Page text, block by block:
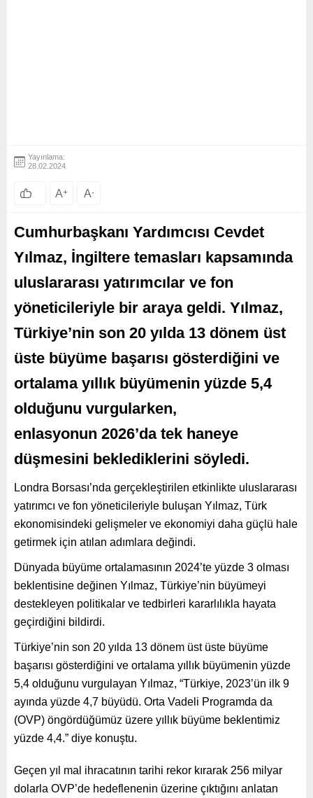
Yayınlama:
28.02.2024
A+ A-
Cumhurbaşkanı Yardımcısı Cevdet
Yılmaz, İngiltere temasları kapsamında
uluslararası yatırımcılar ve fon
yöneticileriyle bir araya geldi. Yılmaz,
Türkiye’nin son 20 yılda 13 dönem üst
üste büyüme başarısı gösterdiğini ve
ortalama yıllık büyümenin yüzde 5,4
olduğunu vurgularken,
enlasyonun 2026’da tek haneye
düşmesini beklediklerini söyledi.
Londra Borsası’nda gerçekleştirilen etkinlikte uluslararası
yatırımcı ve fon yöneticileriyle buluşan Yılmaz, Türk
ekonomisindeki gelişmeler ve ekonomiyi daha güçlü hale
getirmek için atılan adımlara değindi.
Dünyada büyüme ortalamasının 2024’te yüzde 3 olması
beklentisine değinen Yılmaz, Türkiye’nin büyümeyi
destekleyen politikalar ve tedbirleri kararlılıkla hayata
geçirdiğini bildirdi.
Türkiye’nin son 20 yılda 13 dönem üst üste büyüme
başarısı gösterdiğini ve ortalama yıllık büyümenin yüzde
5,4 olduğunu vurgulayan Yılmaz, “Türkiye, 2023’ün ilk 9
ayında yüzde 4,7 büyüdü. Orta Vadeli Programda da
(OVP) öngördüğümüz üzere yıllık büyüme beklentimiz
yüzde 4,4.” diye konuştu.
Geçen yıl mal ihracatının tarihi rekor kırarak 256 milyar
dolarla OVP’de hedeflenenin üzerine çıktığını anlatan